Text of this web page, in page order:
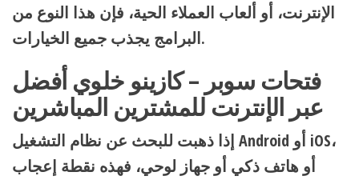
الإنترنت، أو ألعاب العملاء الحية، فإن هذا النوع من
البرامج يجذب جميع الخيارات.
فتحات سوبر – كازينو خلوي أفضل
عبر الإنترنت للمشترين المباشرين
إذا ذهبت للبحث عن نظام التشغيل Android أو iOS،
أو هاتف ذكي أو جهاز لوحي، فهذه نقطة إعجاب